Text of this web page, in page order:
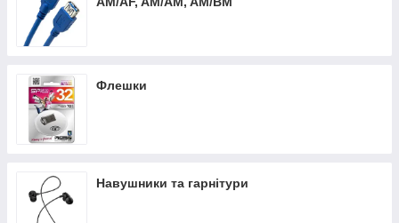
Флешки
Навушники та гарнітури